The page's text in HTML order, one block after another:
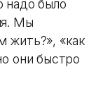
надо было
Мы
жить?», «как
они быстро